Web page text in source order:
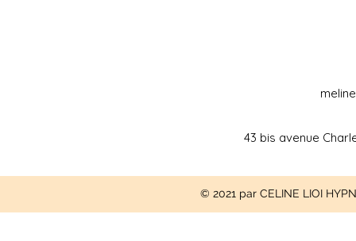
43 bis avenue
© 2021 par CELINE LIOI